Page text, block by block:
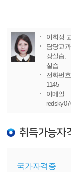
이희정
담당교
장실습,
실습
전화번
1145
이
취득가능자
국가자격증